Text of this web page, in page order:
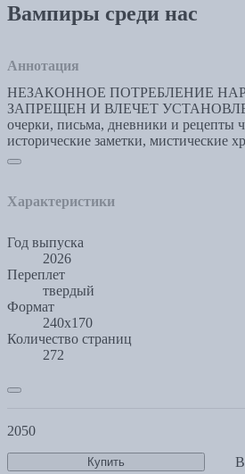
Вампиры среди нас
Аннотация
НЕЗАКОННОЕ ПОТРЕБЛЕНИЕ
ЗАПРЕЩЕН И ВЛЕЧЕТ
очерки, письма, дневники и рецепты
исторические заметки, мистические
Характеристики
Год выпуска
2026
Переплет
твердый
Формат
240х170
Количество страниц
272
2050
Купить